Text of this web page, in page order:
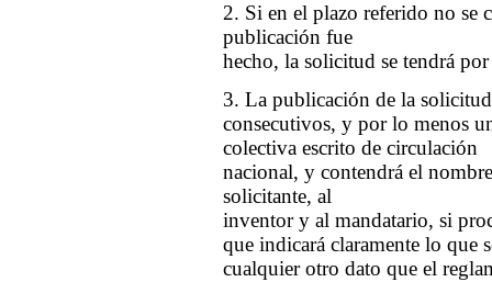
2. Si en el plazo referido no se
publicación fue
hecho, la solicitud se tendrá
3. La publicación de la
consecutivos, y por lo menos
colectiva escrito de circulación
nacional, y contendrá el
solicitante, al
inventor y al mandatario, si
que indicará claramente lo que
cualquier otro dato que el